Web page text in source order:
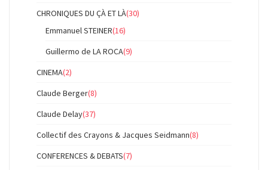
CHRONIQUES DU ÇÀ ET LÀ(30)
Emmanuel STEINER(16)
Guillermo de LA ROCA(9)
CINEMA(2)
Claude Berger(8)
Claude Delay(37)
Collectif des Crayons & Jacques Seidmann(8)
CONFERENCES & DEBATS(7)